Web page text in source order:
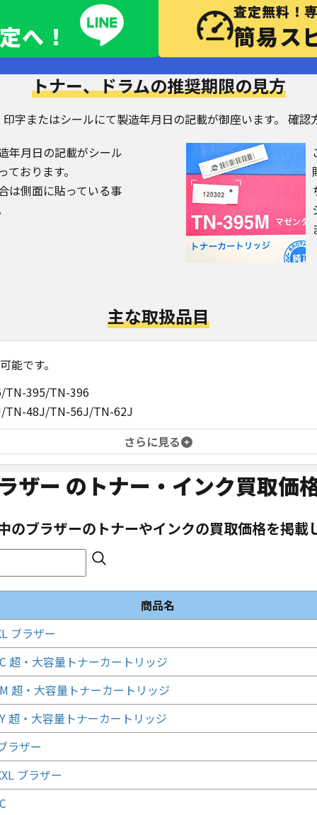
へ！
査定無料！
簡易ス
トナー、ドラムの推奨期限の見方
字またはシールにて製造年月日の記載が御座います。 確認
年月日の記載がシール
ております。
は側面に貼っている事
主な取扱品目
です。
TN-395/TN-396
48J/TN-56J/TN-62J
さらに見る
ザー のトナー・インク買取価
のブラザーのトナーやインクの買取価格を掲載
商品名
ブラザー
超・大容量トナーカートリッジ
超・大容量トナーカートリッジ
超・大容量トナーカートリッジ
ラザー
ブラザー